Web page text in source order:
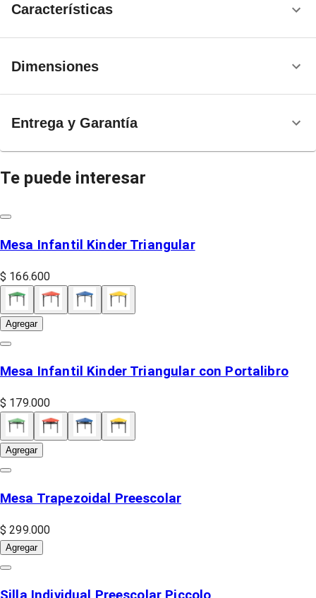
Características
Dimensiones
Entrega y Garantía
Te puede interesar
Mesa Infantil Kinder Triangular
$ 166.600
Agregar
Mesa Infantil Kinder Triangular con Portalibro
$ 179.000
Agregar
Mesa Trapezoidal Preescolar
$ 299.000
Agregar